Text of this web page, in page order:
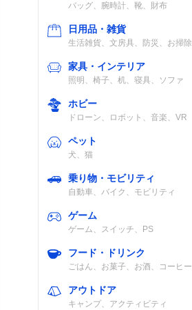
バッグ、腕時計、靴、財布
日用品・雑貨
生活雑貨、文房具、防災、お掃除
家具・インテリア
照明、椅子、机、寝具、ソファ
ホビー
ドローン、ロボット、音楽、VR
ペット
犬、猫
乗り物・モビリティ
自動車、バイク、モビリティ
ゲーム
ゲーム、スイッチ、PS
フード・ドリンク
ごはん、お菓子、お酒、コーヒー
アウトドア
キャンプ、アクティビティ